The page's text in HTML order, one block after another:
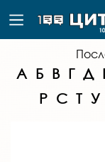
А Б В Г Д
Р С Т У